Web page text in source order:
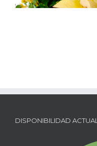
DISPONIBILIDAD ACTUAL